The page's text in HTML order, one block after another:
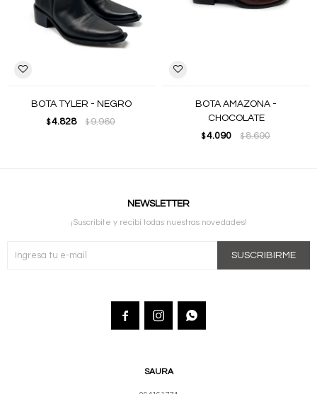
BOTA TYLER - NEGRO
$4.828 $9.960
BOTA AMAZONA -
CHOCOLATE
$4.090 $8.690
SAURA
NEWSLETTER
¡Suscribite y recibí todas nuestras novedades!
SUSCRIBIRME
  